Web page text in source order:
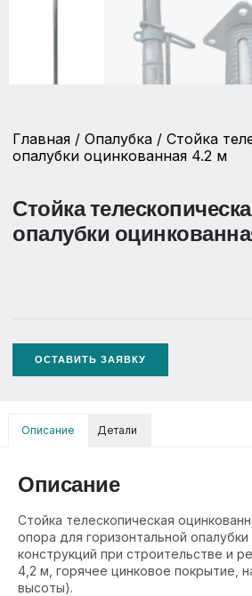
Главная / Опалубка / Стойка
опалубки оцинкованная 4.2 м
Стойка
опалубки
ОСТАВИТЬ ЗАЯВКУ
Описание Детали
Описание
Стойка телескопическая
опора для горизонтальной
конструкций при строительстве и
4,2 м, горячее цинковое покрытие,
высоты).